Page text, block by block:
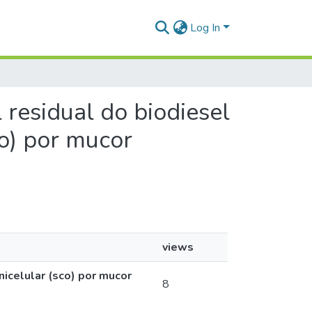
Log In
do biodiesel
por mucor
views
(sco) por mucor
8